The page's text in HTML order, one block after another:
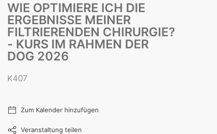
WIE OPTIMIERE ICH DIE
ERGEBNISSE MEINER
FILTRIERENDEN CHIRURGIE?
- KURS IM RAHMEN DER
DOG 2026
K407
Zum Kalender hinzufügen
Veranstaltung teilen